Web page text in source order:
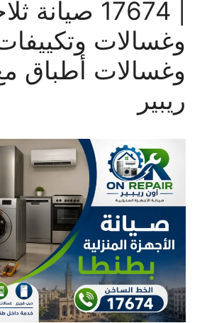
| 17674 صيانة
وغسالات
وغسالات أطباق
ريبير